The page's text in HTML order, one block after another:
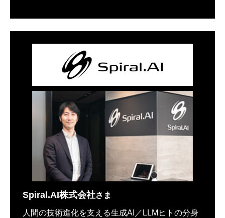
Spiral.AI株式会社さま
人間の技術進化を支える生成AI／LLMヒトの分身